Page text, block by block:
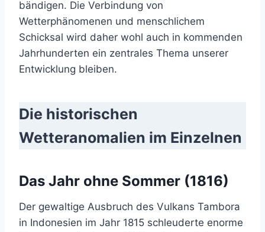
bändigen. Die Verbindung von
Wetterphänomenen und menschlichem
Schicksal wird daher wohl auch in kommenden
Jahrhunderten ein zentrales Thema unserer
Entwicklung bleiben.
Die historischen
Wetteranomalien im Einzelnen
Das Jahr ohne Sommer (1816)
Der gewaltige Ausbruch des Vulkans Tambora
in Indonesien im Jahr 1815 schleuderte enorme